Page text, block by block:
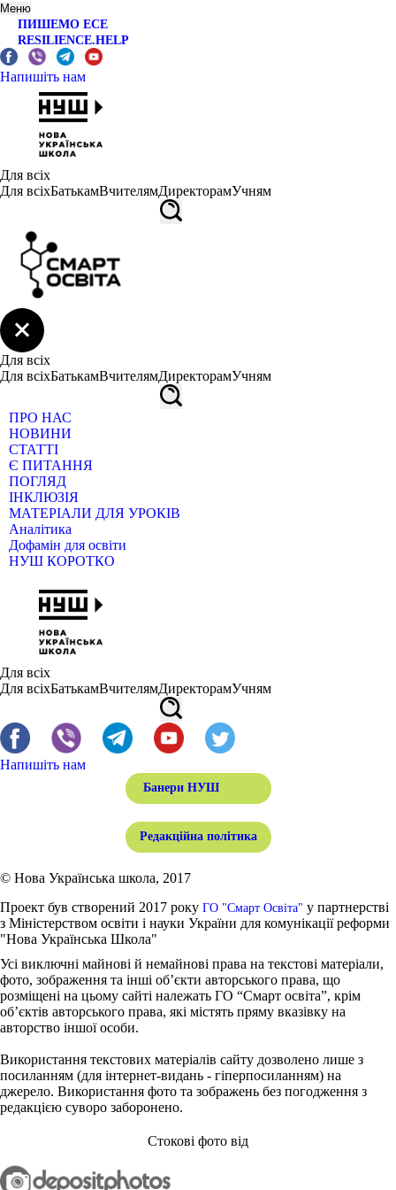
Меню
ПИШЕМО ЕСЕ
RESILIENCE.HELP
Напишіть нам
Для всіх
Для всіхБатькамВчителямДиректорамУчням
Для всіх
Для всіхБатькамВчителямДиректорамУчням
ПРО НАС
НОВИНИ
СТАТТІ
Є ПИТАННЯ
ПОГЛЯД
ІНКЛЮЗІЯ
МАТЕРІАЛИ ДЛЯ УРОКІВ
Аналітика
Дофамін для освіти
НУШ КОРОТКО
Для всіх
Для всіхБатькамВчителямДиректорамУчням
Напишіть нам
Банери НУШ
Редакційна політика
© Нова Українська школа, 2017
Проект був створений 2017 року ГО "Смарт Освіта" у партнерстві
з Міністерством освіти і науки України для комунікації реформи
"Нова Українська Школа"
Усі виключні майнові й немайнові права на текстові матеріали,
фото, зображення та інші об’єкти авторського права, що
розміщені на цьому сайті належать ГО “Смарт освіта”, крім
об’єктів авторського права, які містять пряму вказівку на
авторство іншої особи.
Використання текстових матеріалів сайту дозволено лише з
посиланням (для інтернет-видань - гіперпосиланням) на
джерело. Використання фото та зображень без погодження з
редакцією суворо заборонено.
Стокові фото від